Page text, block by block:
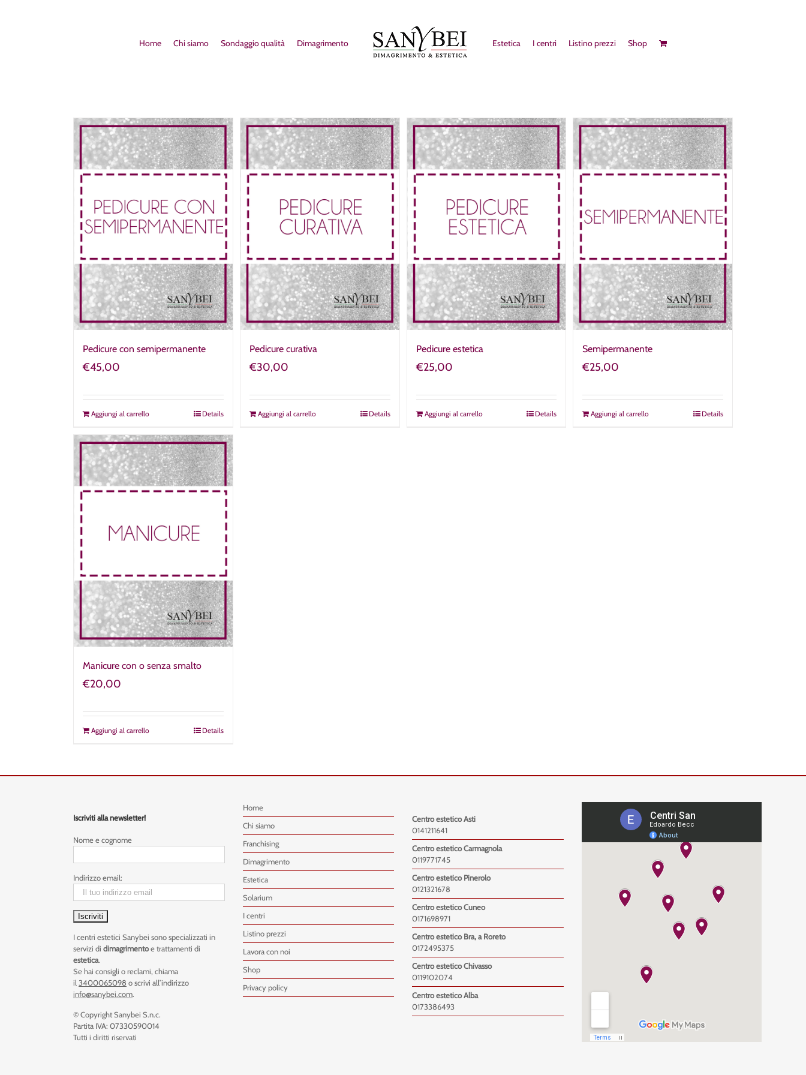
Home Chi siamo Sondaggio qualità Dimagrimento Estetica I centri Listino prezzi Shop
Pedicure con semipermanente
€45,00
Aggiungi al carrello Details
Pedicure curativa
€30,00
Aggiungi al carrello Details
Pedicure estetica
€25,00
Aggiungi al carrello Details
Semipermanente
€25,00
Aggiungi al carrello Details
Manicure con o senza smalto
€20,00
Aggiungi al carrello Details
Iscriviti alla newsletter!
Nome e cognome
Indirizzo email:
I centri estetici Sanybei sono specializzati in
servizi di dimagrimentoe trattamenti di
estetica.
Se hai consigli o reclami, chiama
il 3400065098 o scrivi all’indirizzo
info@sanybei.com.
© Copyright Sanybei S.n.c.
Partita IVA: 07330590014
Tutti i diritti riservati
Home
Chi siamo
Franchising
Dimagrimento
Estetica
Solarium
I centri
Listino prezzi
Lavora con noi
Shop
Privacy policy
Centro estetico Asti
0141211641
Centro estetico Carmagnola
0119771745
Centro estetico Pinerolo
0121321678
Centro estetico Cuneo
0171698971
Centro estetico Bra, a Roreto
0172495375
Centro estetico Chivasso
0119102074
Centro estetico Alba
0173386493